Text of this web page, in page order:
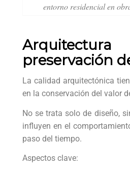
entorno residencial en
preservación
La calidad arquitectónica
en la conservación del valor
No se trata solo de diseño,
influyen en el
paso del tiempo.
Aspectos clave: